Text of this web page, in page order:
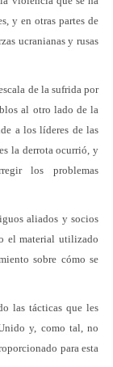
y en otras partes de
ucranianas y rusas
de la sufrida por
al otro lado de la
a los líderes de las
la derrota ocurrió, y
los problemas
aliados y socios
el material utilizado
sobre cómo se
las tácticas que les
y, como tal, no
para esta